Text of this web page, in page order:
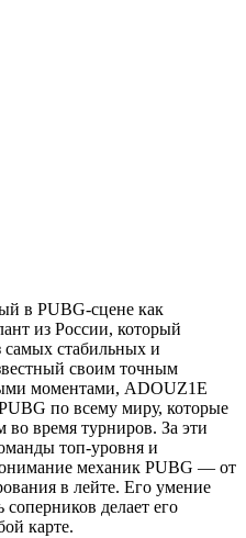
в PUBG-сцене как
из России, который
самых стабильных и
своим точным
моментами, ADOUZ1E
по всему миру, которые
во время турниров. За эти
топ-уровня и
механик PUBG — от
в лейте. Его умение
делает его
карте.